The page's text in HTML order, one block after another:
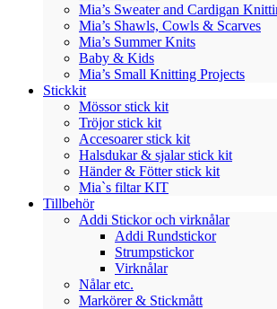
Mia’s Sweater and Cardigan
Mia’s Shawls, Cowls & Scarves
Mia’s Summer Knits
Baby & Kids
Mia’s Small Knitting Projects
Stickkit
Mössor stick kit
Tröjor stick kit
Accesoarer stick kit
Halsdukar & sjalar stick kit
Händer & Fötter stick kit
Mia`s filtar KIT
Tillbehör
Addi Stickor och virknålar
Addi Rundstickor
Strumpstickor
Virknålar
Nålar etc.
Markörer & Stickmått